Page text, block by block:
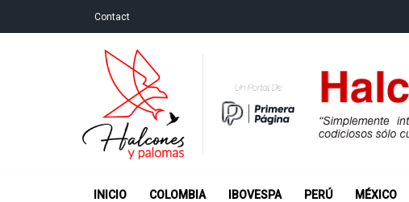
Contact
Halcones y Palomas
INICIO COLOMBIA IBOVESPA PERÚ MÉXICO